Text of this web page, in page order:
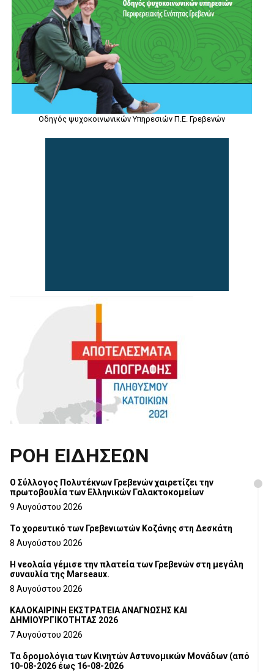
Οδηγός ψυχοκοινωνικών Υπηρεσιών Π.Ε. Γρεβενών
ΡΟΗ ΕΙΔΗΣΕΩΝ
Ο Σύλλογος Πολυτέκνων Γρεβενών χαιρετίζει την
πρωτοβουλία των Ελληνικών Γαλακτοκομείων
9 Αυγούστου 2026
Το χορευτικό των Γρεβενιωτών Κοζάνης στη Δεσκάτη
8 Αυγούστου 2026
Η νεολαία γέμισε την πλατεία των Γρεβενών στη μεγάλη
συναυλία της Marseaux.
8 Αυγούστου 2026
ΚΑΛΟΚΑΙΡΙΝΗ ΕΚΣΤΡΑΤΕΙΑ ΑΝΑΓΝΩΣΗΣ ΚΑΙ
ΔΗΜΙΟΥΡΓΙΚΟΤΗΤΑΣ 2026
7 Αυγούστου 2026
Τα δρομολόγια των Κινητών Αστυνομικών Μονάδων (από
10-08-2026 έως 16-08-2026